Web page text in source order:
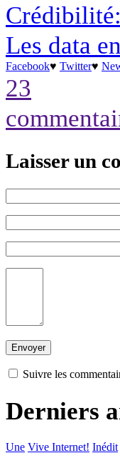
Les data
Facebook♥ Twitter♥
23
Laisser un
Suivre les
Derniers
Une Vive Internet! Inédit